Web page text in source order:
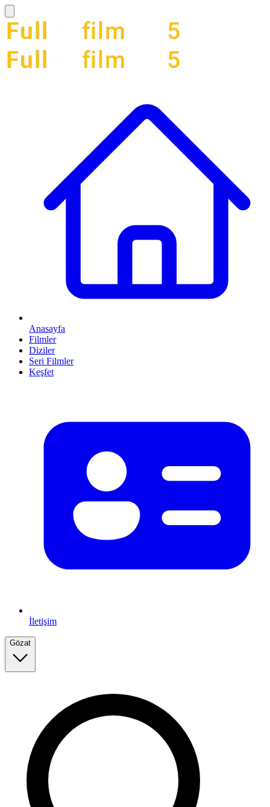
Anasayfa
Filmler
Diziler
Seri Filmler
Keşfet
İletişim
Gözat